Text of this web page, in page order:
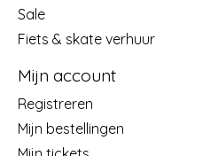
Sale
Fiets & skate verhuur
Mijn account
Registreren
Mijn bestellingen